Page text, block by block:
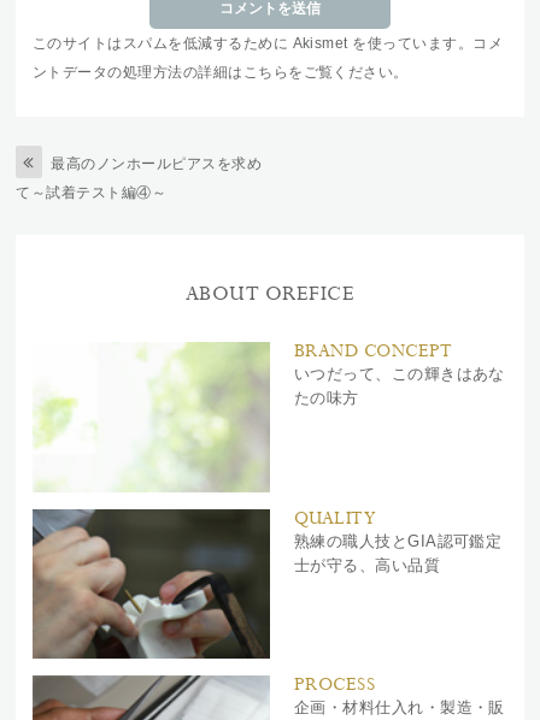
このサイトはスパムを低減するために Akismet を使っています。
コメ
ントデータの処理方法の詳細はこちらをご覧ください。
最高のノンホールピアスを求め
て～試着テスト編④～
ABOUT OREFICE
BRAND CONCEPT
いつだって、この輝きはあな
たの味方
QUALITY
熟練の職人技とGIA認可鑑定
士が守る、高い品質
PROCESS
企画・材料仕入れ・製造・販